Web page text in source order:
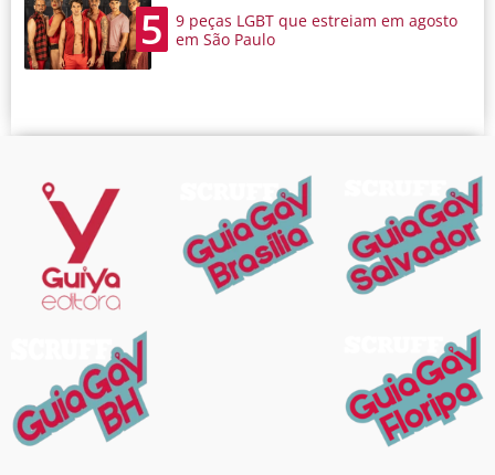
5
9 peças LGBT que estreiam em agosto
em São Paulo